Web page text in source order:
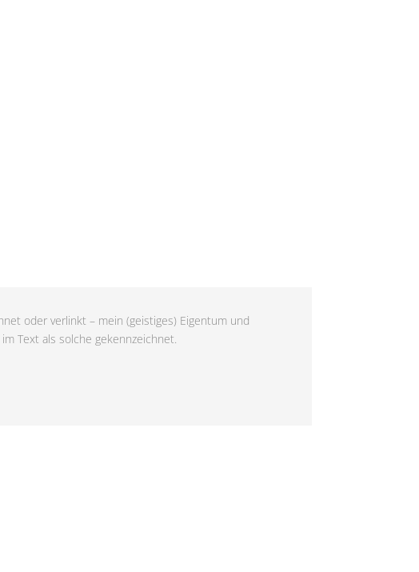
oder verlinkt – mein (geistiges) Eigentum und
Text als solche gekennzeichnet.